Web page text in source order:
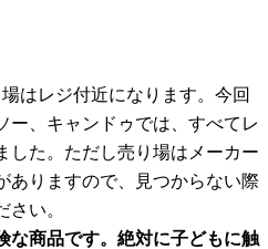
はレジ付近になります。今回
ー、キャンドゥでは、すべてレ
した。ただし売り場はメーカー
ありますので、見つからない際
い。
な商品です。絶対に子どもに触